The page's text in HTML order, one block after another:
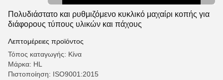
Πολυδιάστατο και ρυθμιζόμενο κυκλικό μαχαίρι κοπής για
διάφορους τύπους υλικών και πάχους
Λεπτομέρειες προϊόντος
Τόπος καταγωγής: Κίνα
Μάρκα: HL
Πιστοποίηση: ISO9001:2015